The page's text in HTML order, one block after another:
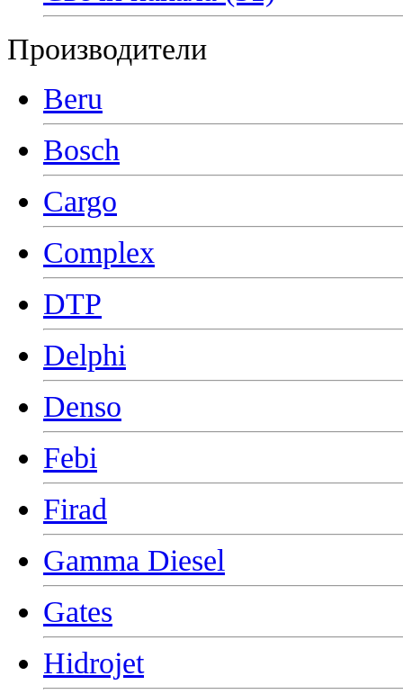
Производители
Beru
Bosch
Cargo
Complex
DTP
Delphi
Denso
Febi
Firad
Gamma Diesel
Gates
Hidrojet